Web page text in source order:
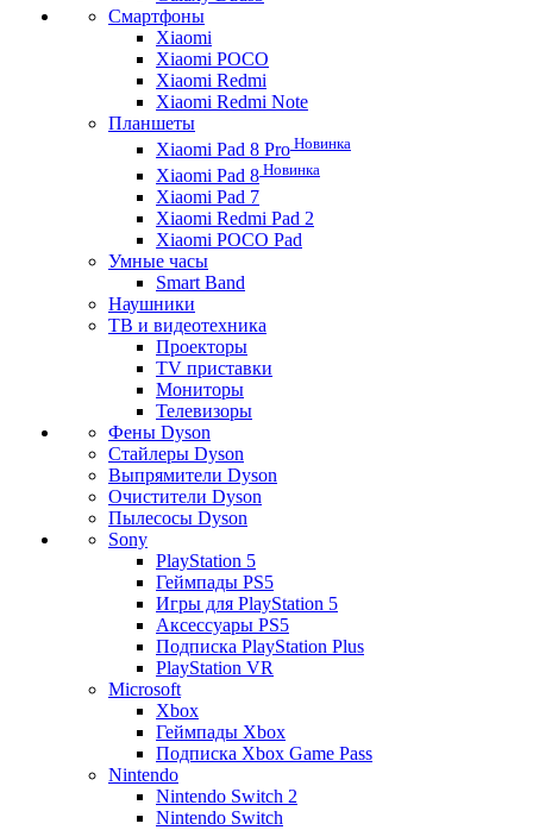
Смартфоны
Xiaomi
Xiaomi POCO
Xiaomi Redmi
Xiaomi Redmi Note
Планшеты
Xiaomi Pad 8 Pro Новинка
Xiaomi Pad 8 Новинка
Xiaomi Pad 7
Xiaomi Redmi Pad 2
Xiaomi POCO Pad
Умные часы
Smart Band
Наушники
ТВ и видеотехника
Проекторы
TV приставки
Мониторы
Телевизоры
Фены Dyson
Стайлеры Dyson
Выпрямители Dyson
Очистители Dyson
Пылесосы Dyson
Sony
PlayStation 5
Геймпады PS5
Игры для PlayStation 5
Аксессуары PS5
Подписка PlayStation Plus
PlayStation VR
Microsoft
Xbox
Геймпады Xbox
Подписка Xbox Game Pass
Nintendo
Nintendo Switch 2
Nintendo Switch